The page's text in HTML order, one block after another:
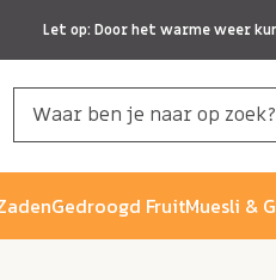
Let op: Door het warme weer
Gedroogd FruitMuesli &